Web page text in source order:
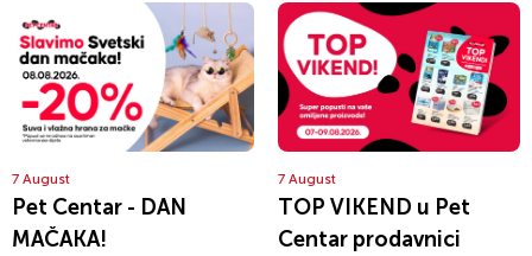
7 August
Pet Centar - DAN
MAČAKA!
7 August
TOP VIKEND u Pet
Centar prodavnici